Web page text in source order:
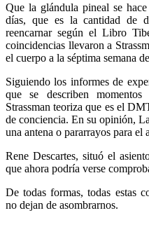
Que la glándula pineal se
días, que es la cantidad de
reencarnar según el Libro
coincidencias llevaron a
el cuerpo a la séptima semana
Siguiendo los informes de
que se describen
Strassman teoriza que es el
de conciencia. En su opinión,
una antena o pararrayos para el
Rene Descartes, situó el
que ahora podría verse
De todas formas, todas estas
no dejan de asombrarnos.